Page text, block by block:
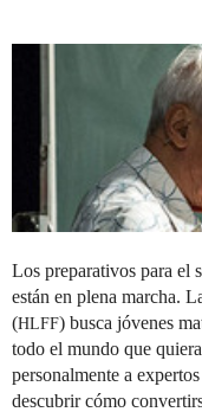
Los preparativos para el
están en plena marcha.
(HLFF) busca jóvenes
todo el mundo que
personalmente a
descubrir cómo